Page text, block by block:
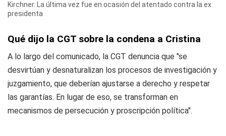
Kirchner. La última vez fue en ocasión del atentado contra la ex
presidenta
Qué dijo la CGT sobre la condena a Cristina
A lo largo del comunicado, la CGT denuncia que "se
desvirtúan y desnaturalizan los procesos de investigación y
juzgamiento, que deberían ajustarse a derecho y respetar
las garantías. En lugar de eso, se transforman en
mecanismos de persecución y proscripción política".